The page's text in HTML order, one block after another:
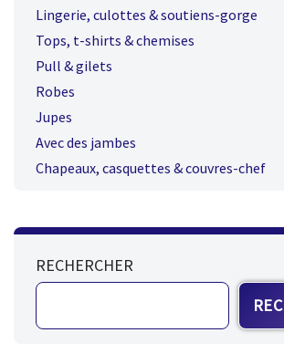
Lingerie, culottes & soutiens-gorge
Tops, t-shirts & chemises
Pull & gilets
Robes
Jupes
Avec des jambes
Chapeaux, casquettes & couvres-chef
RECHERCHER